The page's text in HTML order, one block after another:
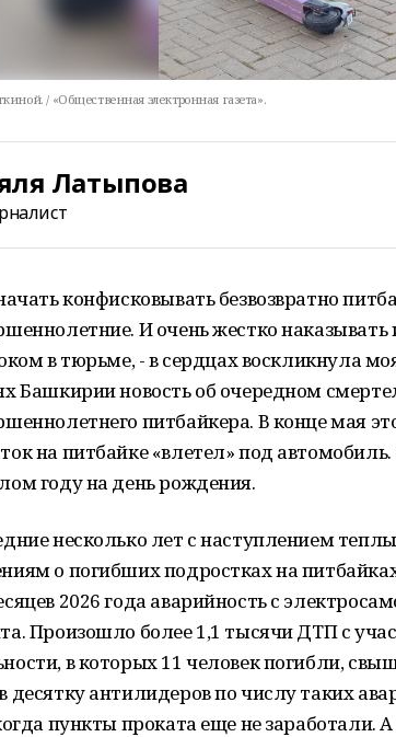
/ «Общественная электронная газета».
Латыпова
конфисковывать безвозвратно
И очень жестко
в тюрьме, - в сердцах воскликнула
Башкирии новость об очередном
питбайкера. В конце мая
на питбайке «влетел» под
году на день рождения.
несколько лет с наступлением
о погибших подростках на
2026 года аварийность с
Произошло более 1,1 тысячи ДТП с
в которых 11 человек погибли,
десятку антилидеров по числу таких
пункты проката еще не заработали.